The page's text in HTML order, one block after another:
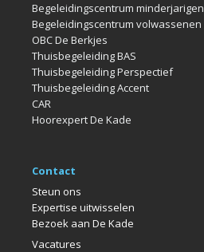
Begeleidingscentrum minderjarigen
Begeleidingscentrum volwassenen
OBC De Berkjes
Thuisbegeleiding BAS
Thuisbegeleiding Perspectief
Thuisbegeleiding Accent
CAR
Hoorexpert De Kade
Contact
Steun ons
Expertise uitwisselen
Bezoek aan De Kade
Vacatures